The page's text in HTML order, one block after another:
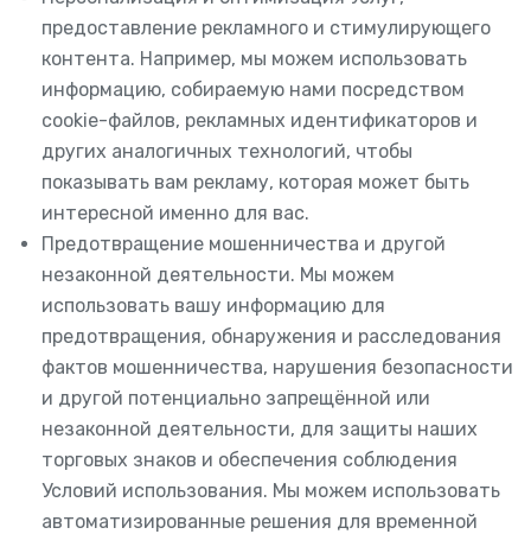
предоставление рекламного и стимулирующего
контента. Например, мы можем использовать
информацию, собираемую нами посредством
cookie-файлов, рекламных идентификаторов и
других аналогичных технологий, чтобы
показывать вам рекламу, которая может быть
интересной именно для вас.
Предотвращение мошенничества и другой
незаконной деятельности. Мы можем
использовать вашу информацию для
предотвращения, обнаружения и расследования
фактов мошенничества, нарушения безопасности
и другой потенциально запрещённой или
незаконной деятельности, для защиты наших
торговых знаков и обеспечения соблюдения
Условий использования. Мы можем использовать
автоматизированные решения для временной